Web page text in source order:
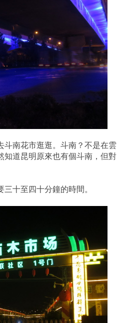
斗南花市逛逛。斗南？不是在雲
知道昆明原來也有個斗南，但對
十至四十分鐘的時間。